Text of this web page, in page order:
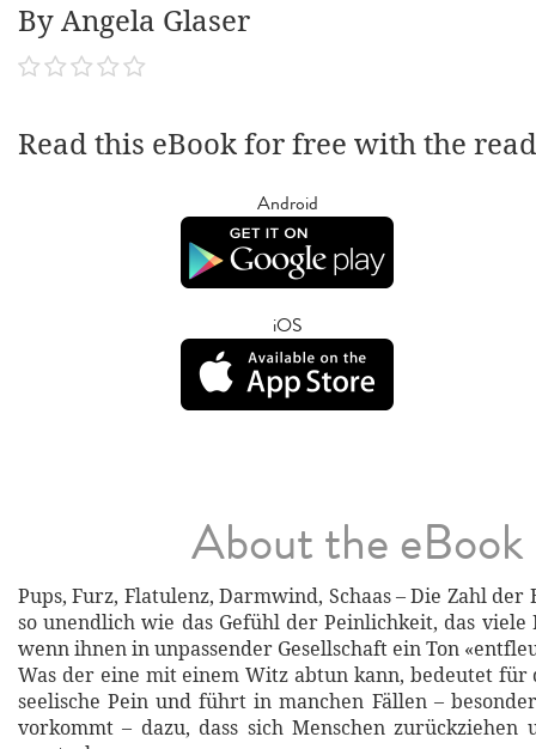
By Angela Glaser
Read this eBook for free with the
Android
iOS
About the eBook
Pups, Furz, Flatulenz, Darmwind, Schaas – Die Zahl der
so unendlich wie das Gefühl der Peinlichkeit, das viele
wenn ihnen in unpassender Gesellschaft ein Ton
Was der eine mit einem Witz abtun kann, bedeutet für
seelische Pein und führt in manchen Fällen –
vorkommt – dazu, dass sich Menschen